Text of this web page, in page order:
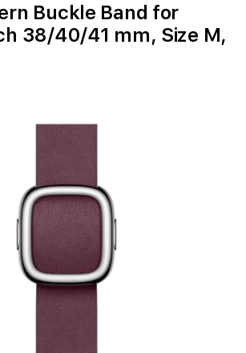
Buckle Band for
38/40/41 mm, Size M,